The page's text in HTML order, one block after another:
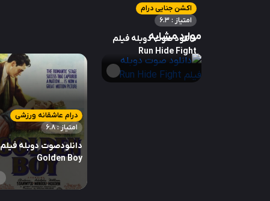
موارد مشابه
اکشن جنایی درام
امتیاز : 6.3
دانلود صوت دوبله فیلم
Run Hide Fight
درام عاشقانه ورزشی
امتیاز : 6.8
دانلودصوت دوبله فیلم
Golden Boy